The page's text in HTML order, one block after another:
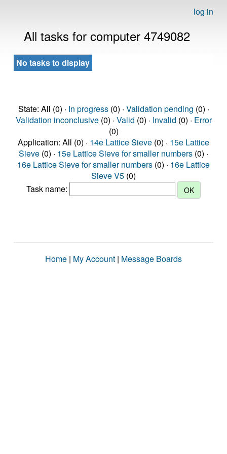
log in
All tasks for computer 4749082
No tasks to display
State: All (0) · In progress(0) · Validation pending (0) ·
Validation inconclusive(0) · Valid (0) · Invalid (0) · Error
(0)
Application: All (0) · 14e Lattice Sieve (0) · 15e Lattice
Sieve (0) · 15e Lattice Sieve for smaller numbers (0) ·
16e Lattice Sieve for smaller numbers (0) · 16e Lattice
Sieve V5 (0)
Task name:
Home | My Account | Message Boards